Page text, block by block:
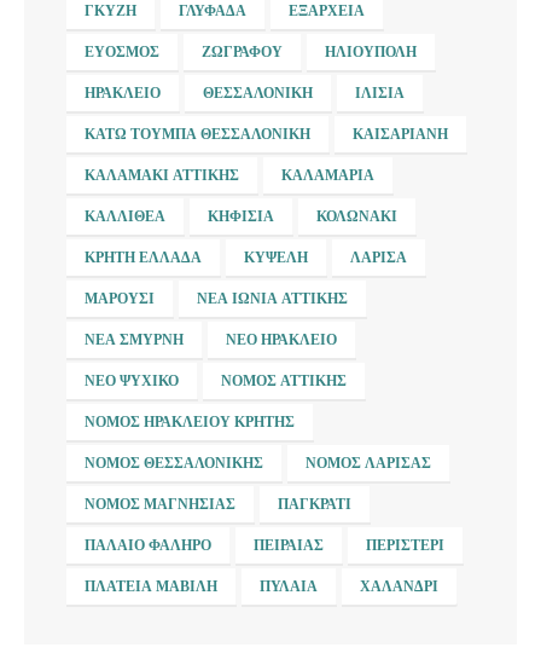
ΓΚΎΖΗ ΓΛΥΦΆΔΑ ΕΞΆΡΧΕΙΑ
ΕΎΟΣΜΟΣ ΖΩΓΡΆΦΟΥ ΗΛΙΟΎΠΟΛΗ
ΗΡΆΚΛΕΙΟ ΘΕΣΣΑΛΟΝΊΚΗ ΙΛΊΣΙΑ
ΚΆΤΩ ΤΟΎΜΠΑ ΘΕΣΣΑΛΟΝΊΚΗ ΚΑΙΣΑΡΙΑΝΉ
ΚΑΛΑΜΆΚΙ ΑΤΤΙΚΉΣ ΚΑΛΑΜΑΡΙΆ
ΚΑΛΛΙΘΈΑ ΚΗΦΙΣΙΆ ΚΟΛΩΝΆΚΙ
ΚΡΉΤΗ ΕΛΛΆΔΑ ΚΥΨΈΛΗ ΛΆΡΙΣΑ
ΜΑΡΟΎΣΙ ΝΈΑ ΙΩΝΊΑ ΑΤΤΙΚΉΣ
ΝΈΑ ΣΜΎΡΝΗ ΝΈΟ ΗΡΆΚΛΕΙΟ
ΝΈΟ ΨΥΧΙΚΌ ΝΟΜΌΣ ΑΤΤΙΚΉΣ
ΝΟΜΌΣ ΗΡΑΚΛΕΊΟΥ ΚΡΉΤΗΣ
ΝΟΜΌΣ ΘΕΣΣΑΛΟΝΊΚΗΣ ΝΟΜΌΣ ΛΆΡΙΣΑΣ
ΝΟΜΌΣ ΜΑΓΝΗΣΊΑΣ ΠΑΓΚΡΆΤΙ
ΠΑΛΑΙΌ ΦΆΛΗΡΟ ΠΕΙΡΑΙΆΣ ΠΕΡΙΣΤΈΡΙ
ΠΛΑΤΕΊΑ ΜΑΒΊΛΗ ΠΥΛΑΊΑ ΧΑΛΆΝΔΡΙ